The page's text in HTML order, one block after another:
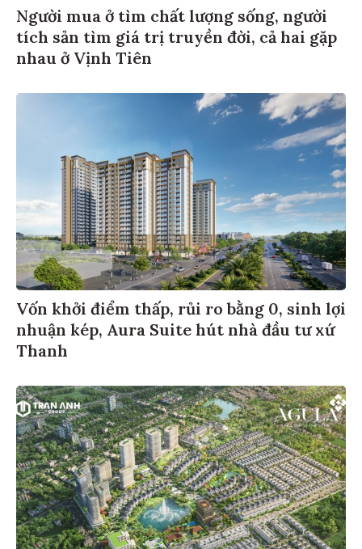
Người mua ở tìm chất lượng sống, người
tích sản tìm giá trị truyền đời, cả hai gặp
nhau ở Vịnh Tiên
Vốn khởi điểm thấp, rủi ro bằng 0, sinh lợi
nhuận kép, Aura Suite hút nhà đầu tư xứ
Thanh